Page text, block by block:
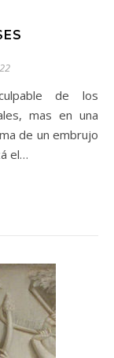
mas en una
de un embrujo
el…